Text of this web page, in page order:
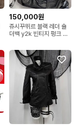
150,000원
쥬시꾸뛰르 블랙 레더 숄
더백 y2k 빈티지 펑크 갸